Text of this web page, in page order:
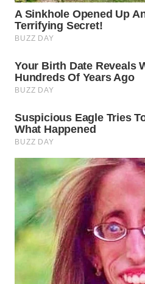
WN
SUKABUMI
PURWAKARTA
PRIANGAN
TIMUR
WN
SEMARANG
WN
SOLO
WN
BOROBUDUR